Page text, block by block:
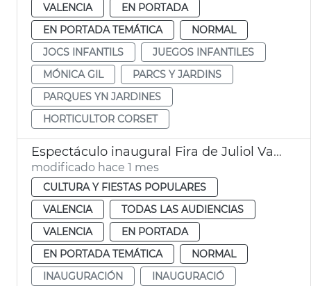
VALENCIA
EN PORTADA
EN PORTADA TEMÁTICA
NORMAL
JOCS INFANTILS
JUEGOS INFANTILES
MÓNICA GIL
PARCS Y JARDINS
PARQUES YN JARDINES
HORTICULTOR CORSET
Espectáculo inaugural Fira de Juliol València
modificado hace 1 mes
CULTURA Y FIESTAS POPULARES
VALENCIA
TODAS LAS AUDIENCIAS
VALENCIA
EN PORTADA
EN PORTADA TEMÁTICA
NORMAL
INAUGURACIÓN
INAUGURACIÓ